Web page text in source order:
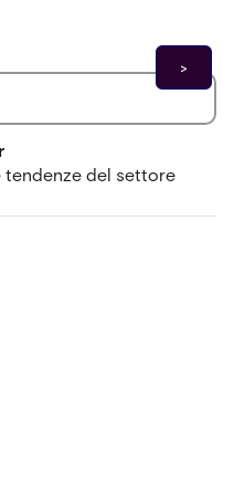
tendenze del settore